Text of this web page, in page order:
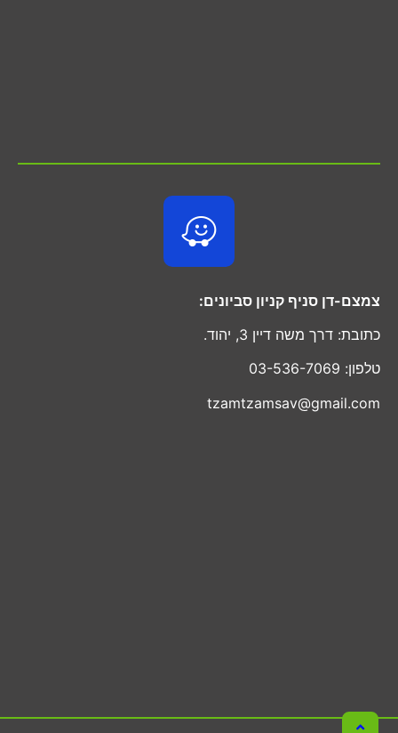
צמצם-דן סניף קניון סביונים:
כתובת: דרך משה דיין 3, יהוד.
טלפון: 03-536-7069
tzamtzamsav@gmail.com